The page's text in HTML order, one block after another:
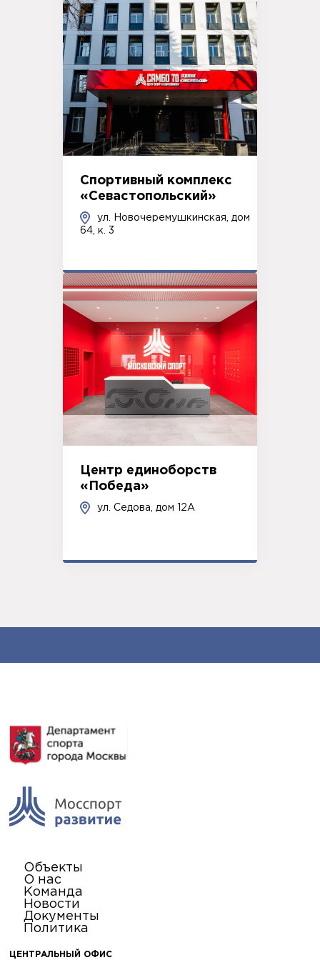
Спортивный комплекс
«Севастопольский»
ул. Новочеремушкинская, дом
64, к. 3
Центр единоборств
«Победа»
ул. Седова, дом 12А
Объекты
О нас
Команда
Новости
Документы
Политика
ЦЕНТРАЛЬНЫЙ ОФИС